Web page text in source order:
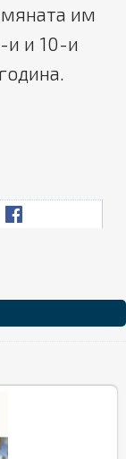
им
и и 10-и